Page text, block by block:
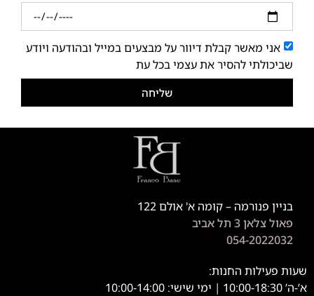
אני מאשר קבלת דיוור על מבצעים במייל ובהודעה ויודע
שביכולתי להסיר את עצמי בכל עת
שליחה
בניין פנורמה – קומה א' אולם 122
פאול צלאן 3 תל אביב
054-2022032
שעות פעילות החנות:
א’-ה’ 10:00-18:30 | ימי שישי: 10:00-14:00